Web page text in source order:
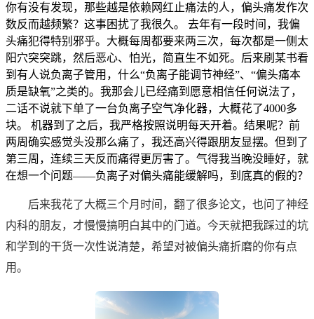
你有没有发现，那些越是依赖网红止痛法的人，偏头痛发作次
数反而越频繁？这事困扰了我很久。 去年有一段时间，我偏
头痛犯得特别邪乎。大概每周都要来两三次，每次都是一侧太
阳穴突突跳，然后恶心、怕光，简直生不如死。后来刷某书看
到有人说负离子管用，什么“负离子能调节神经”、“偏头痛本
质是缺氧”之类的。我那会儿已经痛到愿意相信任何说法了，
二话不说就下单了一台负离子空气净化器，大概花了4000多
块。 机器到了之后，我严格按照说明每天开着。结果呢？前
两周确实感觉头没那么痛了，我还高兴得跟朋友显摆。但到了
第三周，连续三天反而痛得更厉害了。气得我当晚没睡好，就
在想一个问题——负离子对偏头痛能缓解吗，到底真的假的？
后来我花了大概三个月时间，翻了很多论文，也问了神经
内科的朋友，才慢慢搞明白其中的门道。今天就把我踩过的坑
和学到的干货一次性说清楚，希望对被偏头痛折磨的你有点
用。